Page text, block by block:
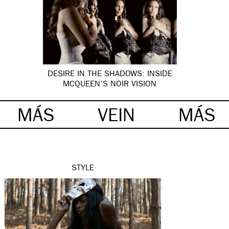
DESIRE IN THE SHADOWS: INSIDE
MCQUEEN’S NOIR VISION
MÁS VEIN MÁS
STYLE